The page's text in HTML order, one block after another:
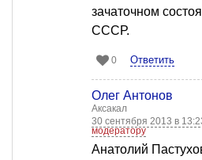
зачаточном
СССР.
0 Ответить
Олег Антонов
Аксакал
30 сентября 2013 в
модератору
Анатолий